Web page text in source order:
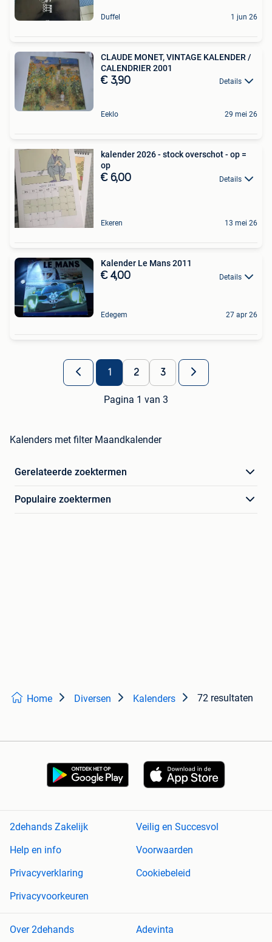
Duffel 1 jun 26
CLAUDE MONET, VINTAGE KALENDER /
CALENDRIER 2001
€ 3,90 Details
Eeklo 29 mei 26
kalender 2026 - stock overschot - op =
op
€ 6,00 Details
Ekeren 13 mei 26
Kalender Le Mans 2011
€ 4,00 Details
Edegem 27 apr 26
1 2 3
Pagina 1 van 3
Kalenders met filter Maandkalender
Gerelateerde zoektermen
Populaire zoektermen
Home Diversen Kalenders 72 resultaten
2dehands Zakelijk
Veilig en Succesvol
Help en info
Voorwaarden
Privacyverklaring
Cookiebeleid
Privacyvoorkeuren
Over 2dehands Adevinta